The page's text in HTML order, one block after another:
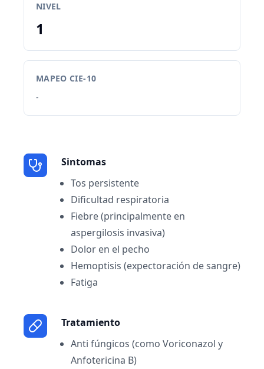
NIVEL
1
MAPEO CIE-10
-
Sintomas
Tos persistente
Dificultad respiratoria
Fiebre (principalmente en
aspergilosis invasiva)
Dolor en el pecho
Hemoptisis (expectoración de sangre)
Fatiga
Tratamiento
Anti fúngicos (como Voriconazol y
Anfotericina B)